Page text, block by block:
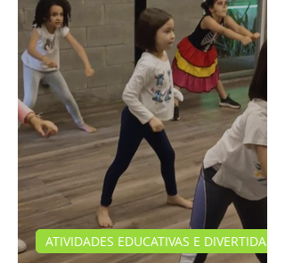
ATIVIDADES EDUCATIVAS E DIVERTIDAS